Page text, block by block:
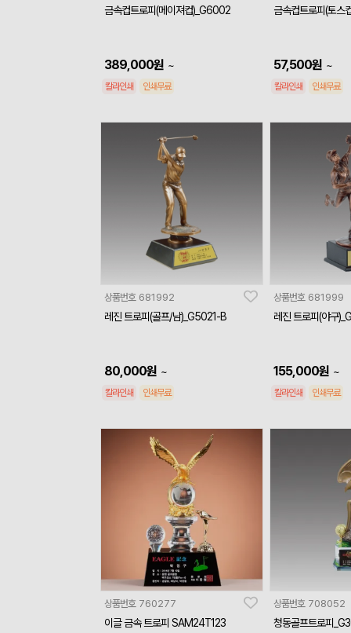
금속컵트로피(메이져컵)_G6002
389,000원 ~
칼라인쇄 인쇄무료
금속컵트로피(토스
57,500원 ~
칼라인쇄 인쇄무료
상품번호 681992
레진 트로피(골프/남)_G5021-B
80,000원 ~
칼라인쇄 인쇄무료
상품번호 681999
레진 트로피(야구
155,000원 ~
칼라인쇄 인쇄무료
상품번호 760277
이글 금속 트로피 SAM24T123
상품번호 708052
청동골프트로피